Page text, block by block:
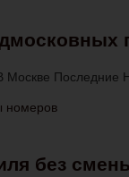
Москве
без